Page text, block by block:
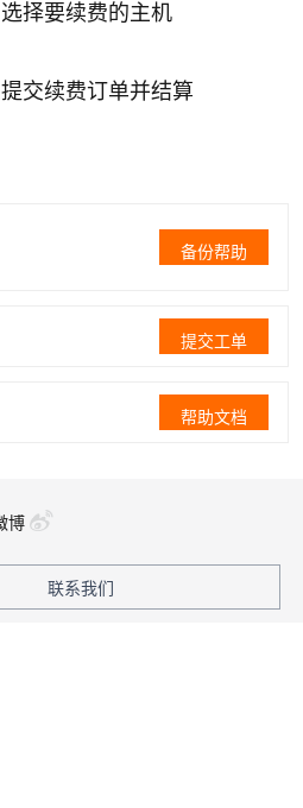
选择要续费的主机
提交续费订单并结算
备份帮助
提交工单
帮助文档